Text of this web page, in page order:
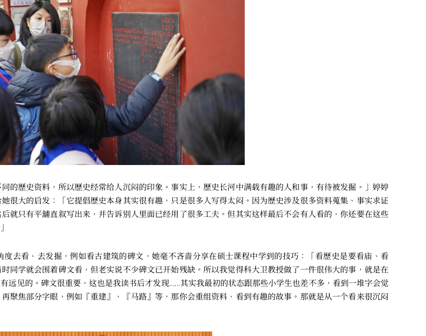
的歷史资料，所以歷史经常给人沉闷的印象。事实上，歷史长河中满载有趣的人和事，有待被发掘。」婷婷
很大的启发：「它提倡歷史本身其实很有趣，只是很多人写得太闷。因为歷史涉及很多资料蒐集、事实求证
就只有平舖直叙写出来，并告诉别人里面已经用了很多工夫。但其实这样最后不会有人看的，你还要在这些
去看、去发掘，例如看古建筑的碑文，她毫不吝啬分享在硕士课程中学到的技巧：「看歷史是要看庙、看
同学就会围着碑文看，但老实说不少碑文已开始残缺。所以我觉得科大卫教授做了一件很伟大的事，就是在
远见的。碑文很重要，这也是我读书后才发现……其实我最初的状态跟那些小学生也差不多，看到一堆字会觉
聚焦部分字眼，例如『重建』、『马路』等，那你会重组资料、看到有趣的故事。那就是从一个看来很沉闷